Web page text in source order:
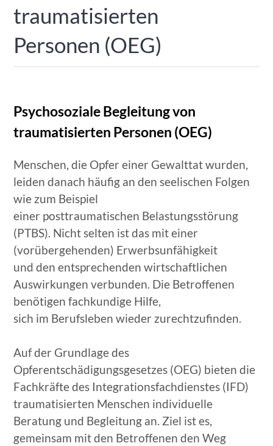
traumatisierten
Personen (OEG)
Psychosoziale Begleitung von
traumatisierten Personen (OEG)
Menschen, die Opfer einer Gewalttat wurden,
leiden danach häufig an den seelischen Folgen
wie zum Beispiel
einer posttraumatischen Belastungsstörung
(PTBS). Nicht selten ist das mit einer
(vorübergehenden) Erwerbsunfähigkeit
und den entsprechenden wirtschaftlichen
Auswirkungen verbunden. Die Betroffenen
benötigen fachkundige Hilfe,
sich im Berufsleben wieder zurechtzufinden.
Auf der Grundlage des
Opferentschädigungsgesetzes (OEG) bieten die
Fachkräfte des Integrationsfachdienstes (IFD)
traumatisierten Menschen individuelle
Beratung und Begleitung an. Ziel ist es,
gemeinsam mit den Betroffenen den Weg